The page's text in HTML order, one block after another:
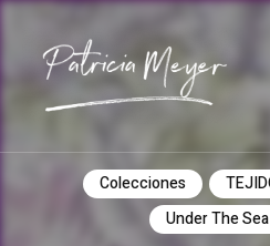
Colecciones
Under The